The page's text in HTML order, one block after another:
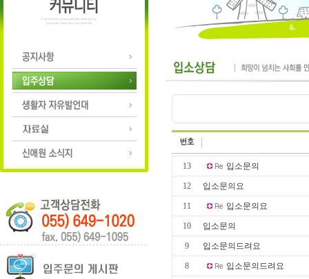
13 입소문의
12 입소문의요
11 입소문의요
10 입소문의
9 입소문의드려요
8 입소문의드려요